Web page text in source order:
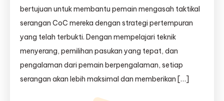
bertujuan untuk membantu pemain mengasah taktikal
serangan CoC mereka dengan strategi pertempuran
yang telah terbukti. Dengan mempelajari teknik
menyerang, pemilihan pasukan yang tepat, dan
pengalaman dari pemain berpengalaman, setiap
serangan akan lebih maksimal dan memberikan […]